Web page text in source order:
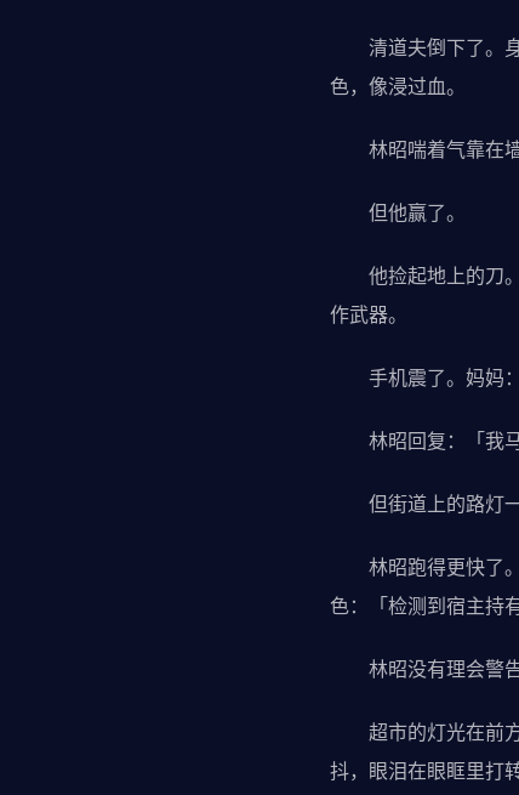
清道夫倒下了。身
色，像浸过血。
林昭喘着气靠在墙
但他赢了。
他捡起地上的刀。
作武器。
手机震了。妈妈：
林昭回复：「我马
但街道上的路灯一
林昭跑得更快了。
色：「检测到宿主持
林昭没有理会警告
超市的灯光在前方
抖，眼泪在眼眶里打